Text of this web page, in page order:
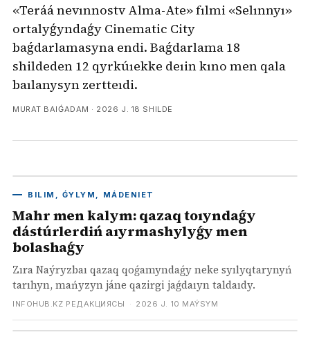
«Teráá nevınnostv Alma-Ate» fılmi «Selınnyı»
ortalyǵyndaǵy Cinematic City
baǵdarlamasyna endi. Baǵdarlama 18
shildeden 12 qyrkúıekke deıin kıno men qala
baılanysyn zertteıdi.
MURAT BAIǴADAM · 2026 J. 18 SHILDE
BILIM, ǴYLYM, MÁDENIET
Mahr men kalym: qazaq toıyndaǵy
dástúrlerdiń aıyrmashylyǵy men
bolashaǵy
Zıra Naýryzbaı qazaq qoǵamyndaǵy neke syılyqtarynyń
tarıhyn, mańyzyn jáne qazirgi jaǵdaıyn taldaıdy.
INFOHUB.KZ РЕДАКЦИЯСЫ · 2026 J. 10 MAÝSYM